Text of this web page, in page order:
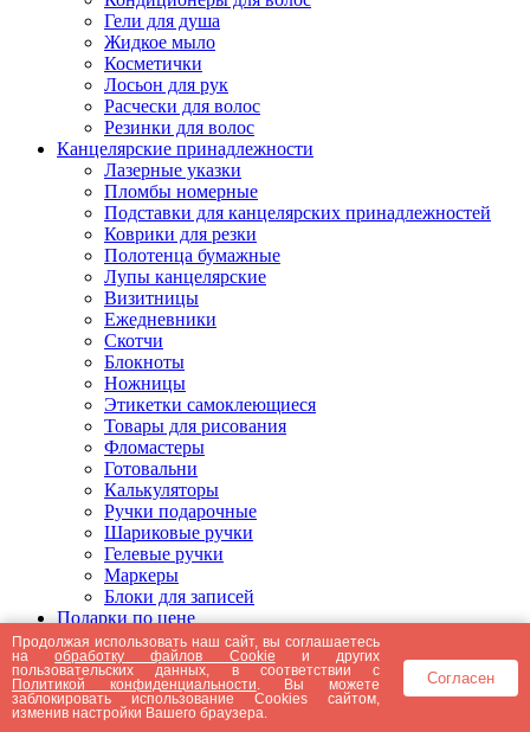
Гели для душа
Жидкое мыло
Косметички
Лосьон для рук
Расчески для волос
Резинки для волос
Канцелярские принадлежности
Лазерные указки
Пломбы номерные
Подставки для канцелярских принадлежностей
Коврики для резки
Полотенца бумажные
Лупы канцелярские
Визитницы
Ежедневники
Скотчи
Блокноты
Ножницы
Этикетки самоклеющиеся
Товары для рисования
Фломастеры
Готовальни
Калькуляторы
Ручки подарочные
Шариковые ручки
Гелевые ручки
Маркеры
Блоки для записей
Подарки по цене
Подарки от 5000 рублей
Подарки до 5000 рублей
Подарки до 3000 рублей
Подарки до 2000 рублей
Подарки до 1000 рублей
Продолжая использовать наш сайт, вы соглашаетесь
наобработку файлов Cookie и других
пользовательских данных, в соответствии с
Политикой конфиденциальности . Вы можете
заблокировать использование Cookies сайтом,
изменив настройки Вашего браузера.
Согласен